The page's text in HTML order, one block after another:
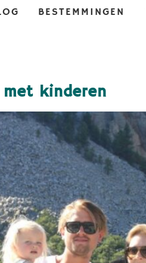
BESTEMMINGEN
kinderen